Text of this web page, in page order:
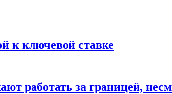
к ключевой ставке
работать за границей,